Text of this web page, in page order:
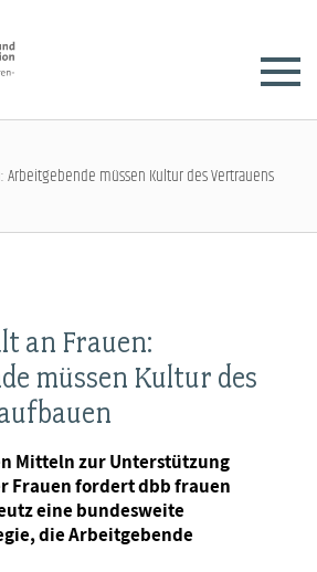
Arbeitgebende müssen Kultur des Vertrauens
an Frauen:
müssen Kultur des
Mitteln zur Unterstützung
Frauen fordert dbb frauen
eine bundesweite
die Arbeitgebende